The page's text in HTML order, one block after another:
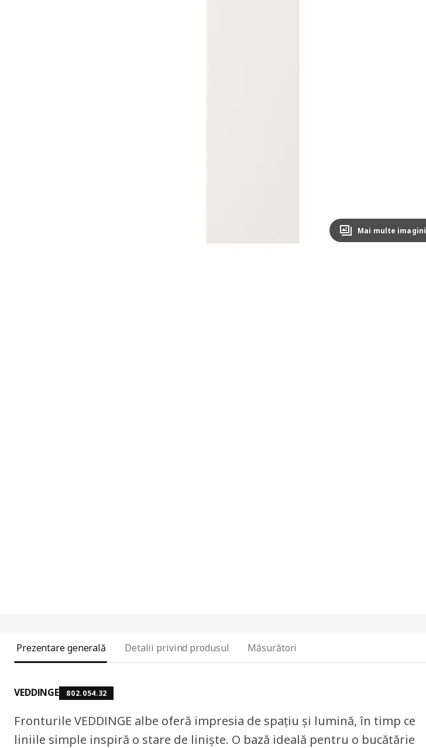
Mai multe imagini
Prezentare generală Detalii privind produsul Măsurători
VEDDINGE 802.054.32
Fronturile VEDDINGE albe oferă impresia de spațiu și lumină, în timp ce
liniile simple inspiră o stare de liniște. O bază ideală pentru o bucătărie